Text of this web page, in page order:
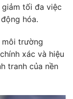
tối đa việc
hóa.
môi trường
xác và hiệu
tranh của nền